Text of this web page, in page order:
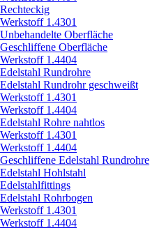
Rechteckig
Werkstoff 1.4301
Unbehandelte Oberfläche
Geschliffene Oberfläche
Werkstoff 1.4404
Edelstahl Rundrohre
Edelstahl Rundrohr geschweißt
Werkstoff 1.4301
Werkstoff 1.4404
Edelstahl Rohre nahtlos
Werkstoff 1.4301
Werkstoff 1.4404
Geschliffene Edelstahl Rundrohre
Edelstahl Hohlstahl
Edelstahlfittings
Edelstahl Rohrbogen
Werkstoff 1.4301
Werkstoff 1.4404